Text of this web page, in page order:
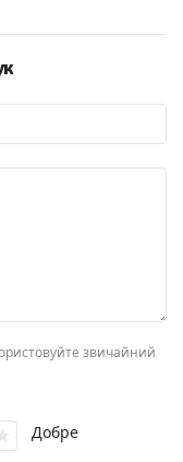
звичайний
Добре